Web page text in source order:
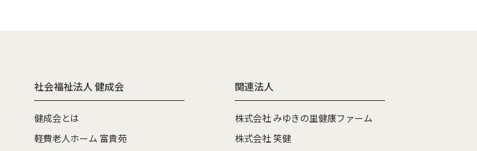
社会福祉法人 健成会
健成会とは
軽費老人ホーム 富貴苑
関連法人
株式会社 みゆきの里健康ファーム
株式会社 笑健